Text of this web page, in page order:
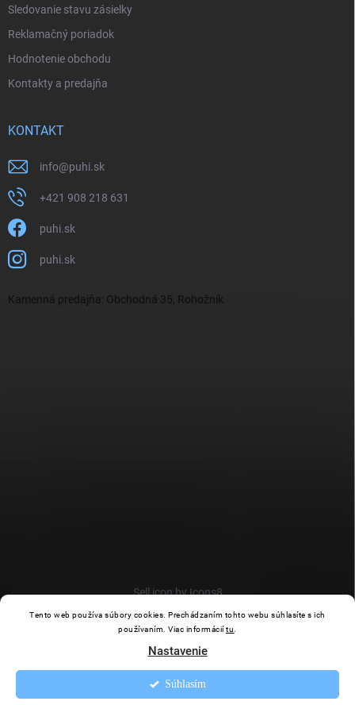
Tento web používa súbory cookies. Prechádzaním tohto webu súhlasíte s ich
používaním. Viac informáciítu
Nastavenie
Súhlasím
Sledovanie stavu zásielky
Reklamačný poriadok
Hodnotenie obchodu
Kontakty a predajňa
KONTAKT
info@puhi.sk
+421 908 218 631
puhi.sk
puhi.sk
Kamenná predajňa: Obchodná 35, Rohožník
Sell icon by Icons8
. Všetky práva vyhradené.
cookies